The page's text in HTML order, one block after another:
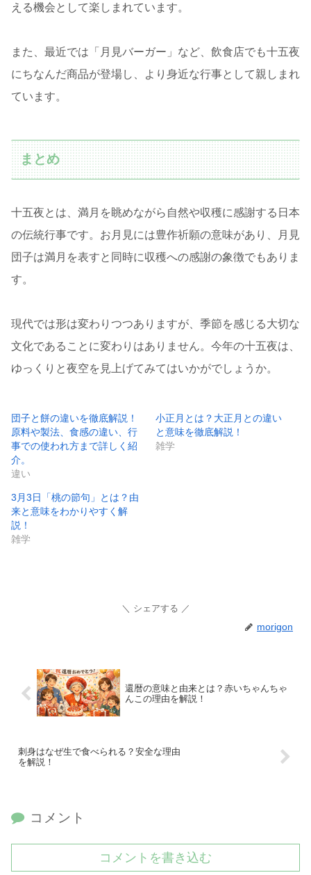
える機会として楽しまれています。
また、最近では「月見バーガー」など、飲食店でも十五夜
にちなんだ商品が登場し、より身近な行事として親しまれ
ています。
まとめ
十五夜とは、満月を眺めながら自然や収穫に感謝する日本
の伝統行事です。お月見には豊作祈願の意味があり、月見
団子は満月を表すと同時に収穫への感謝の象徴でもありま
す。
現代では形は変わりつつありますが、季節を感じる大切な
文化であることに変わりはありません。今年の十五夜は、
ゆっくりと夜空を見上げてみてはいかがでしょうか。
団子と餅の違いを徹底解説！
原料や製法、食感の違い、行
事での使われ方まで詳しく紹
介。
違い
小正月とは？大正月との違い
と意味を徹底解説！
雑学
3月3日「桃の節句」とは？由
来と意味をわかりやすく解
説！
雑学
シェアする
morigon
還暦の意味と由来とは？赤いちゃんちゃ
んこの理由を解説！
刺身はなぜ生で食べられる？安全な理由
を解説！
コメント
コメントを書き込む